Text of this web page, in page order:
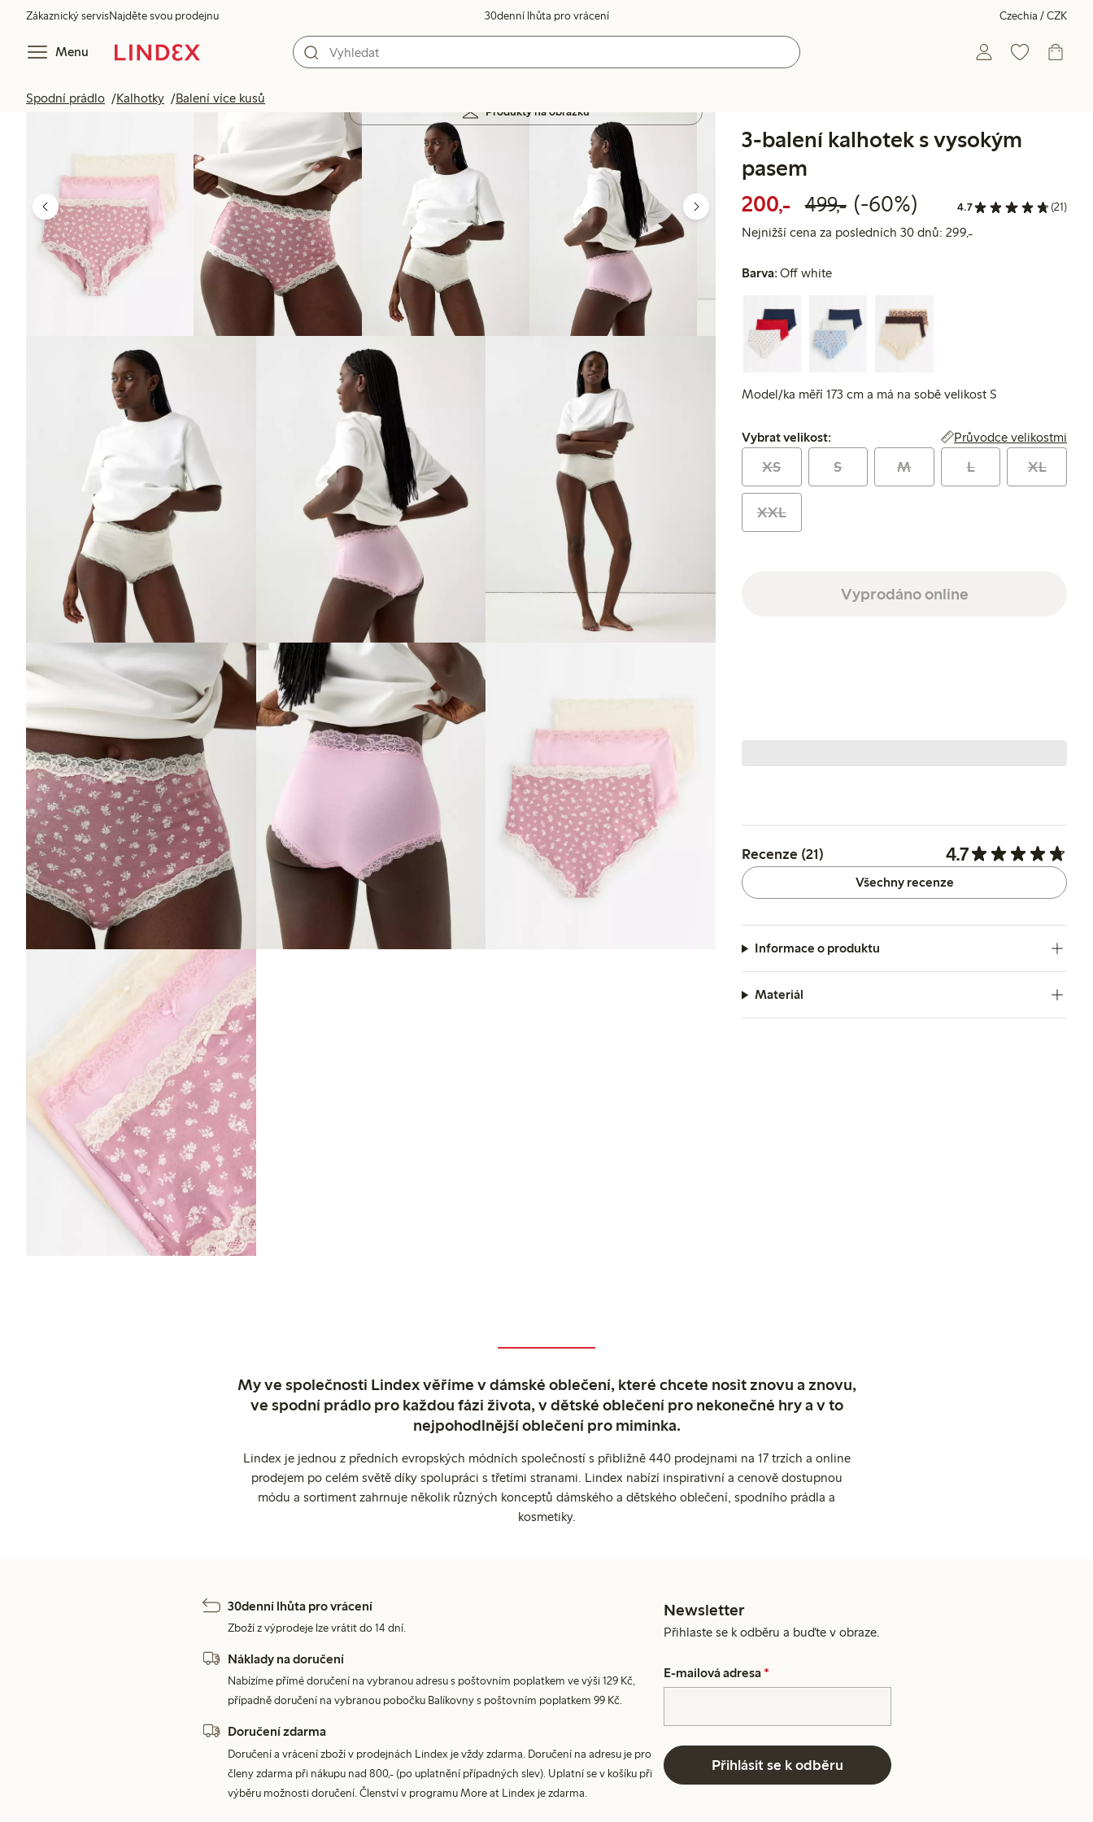
Zákaznický servisNajděte svou prodejnu 30denní lhůta pro vrácení Czechia / CZK
Menu
Spodní prádlo Kalhotky Balení více kusů
Produkty na obrázku
3-balení kalhotek s vysokým
pasem
200,- Snížená cena: 200,00 Kč
499,-Běžná cena: 499,00 Kč
60% sleva
(-60%) 4.7 (21)
Nejnižší cena za posledních 30 dnů: 299,-Nejnižší cena za
Barva:Off white
Model/ka měří 173 cm a má na sobě velikost S
Vybrat velikost:
Vybrat velikost: Průvodce velikostmi
XS S M L XL
XXL
Vyprodáno online
Recenze (21) 4.7
Všechny recenze
Informace o produktu
Materiál
My ve společnosti Lindex věříme v dámské oblečení, které chcete nosit znovu a znovu,
ve spodní prádlo pro každou fázi života, v dětské oblečení pro nekonečné hry a v to
nejpohodlnější oblečení pro miminka.
Lindex je jednou z předních evropských módních společností s přibližně 440 prodejnami na 17 trzích a online
prodejem po celém světě díky spolupráci s třetími stranami. Lindex nabízí inspirativní a cenově dostupnou
módu a sortiment zahrnuje několik různých konceptů dámského a dětského oblečení, spodního prádla a
kosmetiky.
30denní lhůta pro vrácení
Zboží z výprodeje lze vrátit do 14 dní.
Náklady na doručení
Nabízíme přímé doručení na vybranou adresu s poštovním poplatkem ve výši 129 Kč,
případně doručení na vybranou pobočku Balíkovny s poštovním poplatkem 99 Kč.
Doručení zdarma
Doručení a vrácení zboží v prodejnách Lindex je vždy zdarma. Doručení na adresu je pro
členy zdarma při nákupu nad 800,- (po uplatnění případných slev). Uplatní se v košíku při
výběru možnosti doručení. Členství v programu More at Lindex je zdarma.
Newsletter
Přihlaste se k odběru a buďte v obraze.
E-mailová adresa *
Přihlásit se k odběru